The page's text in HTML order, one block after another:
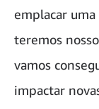
emplacar
teremos
vamos
impactar